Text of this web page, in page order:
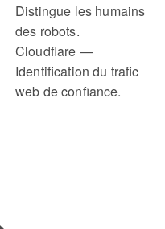
Distingue les humains
des robots.
Cloudflare —
Identification du trafic
web de confiance.